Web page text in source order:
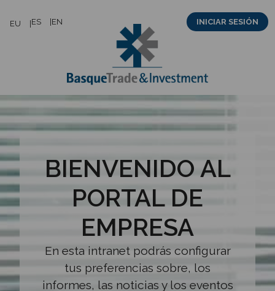
EU ES EN INICIAR SESIÓN
BIENVENIDO AL
PORTAL DE
EMPRESA
En esta intranet podrás configurar
tus preferencias sobre, los
informes, las noticias y los eventos